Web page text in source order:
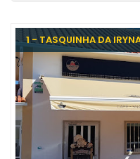
1 - TASQUINHA DA